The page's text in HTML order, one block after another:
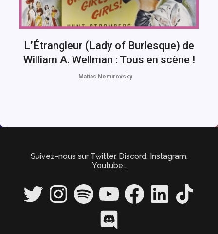
L’Étrangleur (Lady of Burlesque) de
William A. Wellman : Tous en scène !
Matias Nemirovsky
Suivez-nous sur Twitter, Discord, Instagram,
Youtube…
Twitter InstagramSpotify YouTube FacebookLinkedIn TikTok
Discord